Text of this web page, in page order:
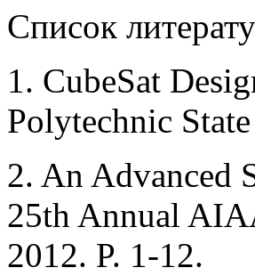
Список
1. CubeSat
Polytechnic
2. An Advanced
25th Annual
2012. P. 1-12.